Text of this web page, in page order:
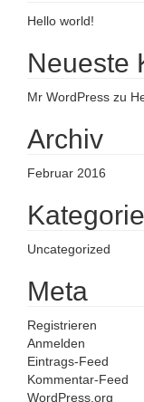
Hello world!
Neueste
Mr WordPress zu
Archiv
Februar 2016
Uncategorized
Meta
Registrieren
Anmelden
Eintrags-Feed
Kommentar-Feed
WordPress.org